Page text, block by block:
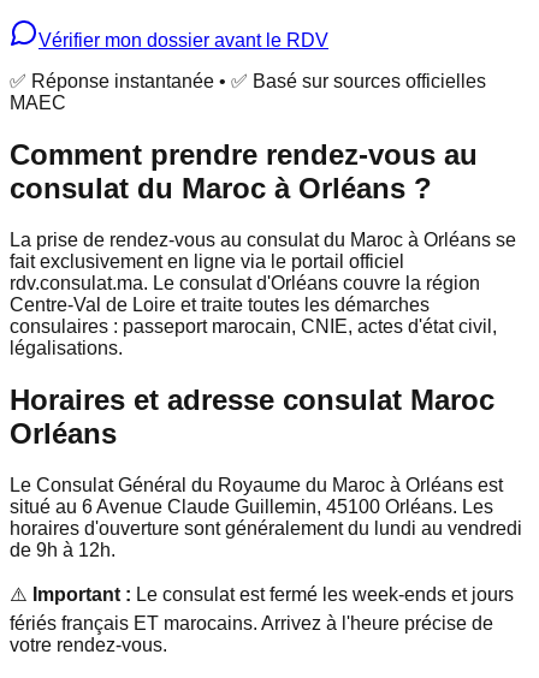
Vérifier mon dossier avant le RDV
✅ Réponse instantanée • ✅ Basé sur sources officielles
MAEC
Comment prendre rendez-vous au
consulat du Maroc à Orléans ?
La prise de rendez-vous au consulat du Maroc à Orléans se
fait exclusivement en ligne via le portail officiel
rdv.consulat.ma. Le consulat d'Orléans couvre la région
Centre-Val de Loire et traite toutes les démarches
consulaires : passeport marocain, CNIE, actes d'état civil,
légalisations.
Horaires et adresse consulat Maroc
Orléans
Le Consulat Général du Royaume du Maroc à Orléans est
situé au 6 Avenue Claude Guillemin, 45100 Orléans. Les
horaires d'ouverture sont généralement du lundi au vendredi
de 9h à 12h.
⚠️ Important : Le consulat est fermé les week-ends et jours
fériés français ET marocains. Arrivez à l'heure précise de
votre rendez-vous.